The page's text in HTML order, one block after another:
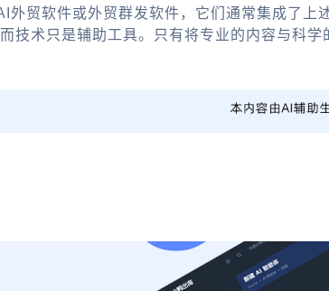
外贸软件或外贸群发软件 ，它们通常集成了上
技术只是辅助工具。只有将专业的内容与科